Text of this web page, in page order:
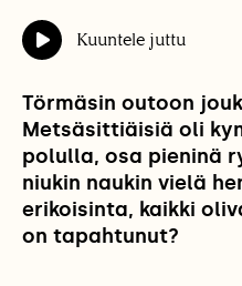
Kuuntele juttu
Törmäsin outoon
Metsäsittiäisiä oli
polulla, osa pieninä
niukin naukin vielä
erikoisinta, kaikki
on tapahtunut?